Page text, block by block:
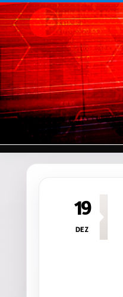
Pular para o conteúdo
19
DEZ